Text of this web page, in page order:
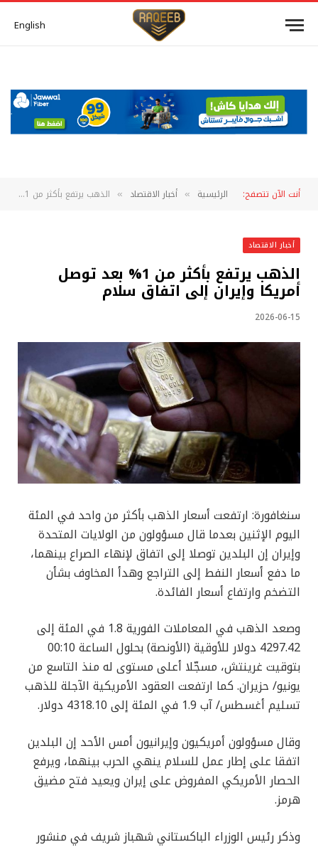
English
أنت الآن تتصفح: الرئيسية » أخبار الاقتصاد » الذهب يرتفع بأكثر من 1% بعد توصل أمريكا وإيران إلى اتفاق سلام
أخبار الاقتصاد
الذهب يرتفع بأكثر من 1% بعد توصل
أمريكا وإيران إلى اتفاق سلام
2026-06-15
سنغافورة: ارتفعت أسعار الذهب بأكثر من واحد في المئة
اليوم الإثنين بعدما قال مسؤولون من الولايات المتحدة
وإيران إن البلدين توصلا إلى ‌اتفاق لإنهاء الصراع بينهما،
ما دفع أسعار النفط إلى التراجع وهدأ المخاوف بشأن
التضخم وارتفاع أسعار الفائدة.
وصعد الذهب في المعاملات الفورية 1.8 في المئة إلى
4297.42 دولار للأوقية (الأونصة) بحلول الساعة 00:10
بتوقيت غرينتش، مسجّلا أعلى مستوى له منذ التاسع من
يونيو/ حزيران. كما ارتفعت العقود الأمريكية الآجلة للذهب
تسليم أغسطس/ آب 1.9 في المئة إلى 4318.10 دولار.
وقال مسؤولون أمريكيون وإيرانيون أمس الأحد إن البلدين
اتفقا على إطار عمل للسلام ينهي الحرب بينهما، ويرفع
الحصار الأمريكي المفروض على إيران ويعيد فتح مضيق
هرمز.
وذكر رئيس الوزراء الباكستاني شهباز شريف في منشور